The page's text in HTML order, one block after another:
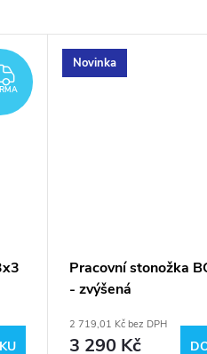
ZDARMA
Novinka
Pracovní stonožka
- zvýšená
2 719,01 Kč bez DPH
3 290 Kč